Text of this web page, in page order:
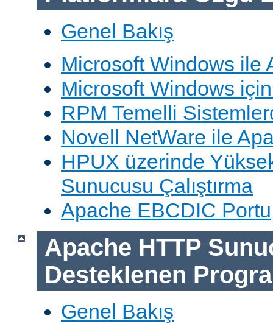
Genel Bakış
Microsoft Windows ile
Microsoft Windows
RPM Temelli
Novell NetWare ile
HPUX üzerinde
Sunucusu Çalıştırma
Apache EBCDIC Portu
Apache HTTP
Desteklenen
Genel Bakış